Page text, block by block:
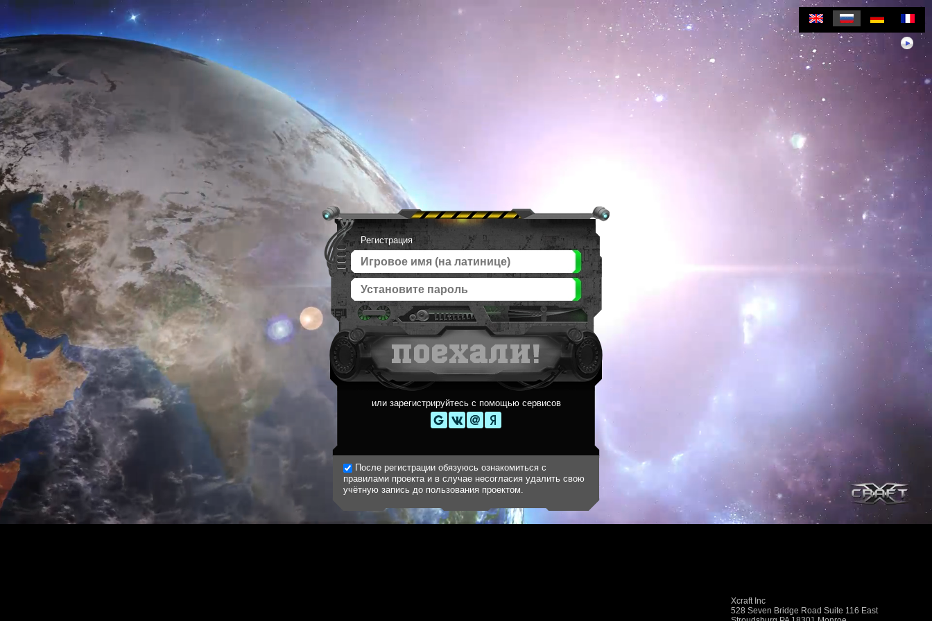
Регистрация
или зарегистрируйтесь с помощью сервисов
После регистрации обязуюсь ознакомиться с
правилами проекта и в случае несогласия удалить свою
учётную запись до пользования проектом.
Xcraft Inc
528 Seven Bridge Road Suite 116 East